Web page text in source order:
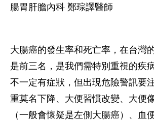
腸胃肝膽內科 鄭琮譯醫師
大腸癌的發生率和死亡率，在台灣
是前三名，是我們需特別重視的疾
不一定有症狀，但出現危險警訊要
重莫名下降、大便習慣改變、大便
（一般會懷疑是左側大腸癌）、血